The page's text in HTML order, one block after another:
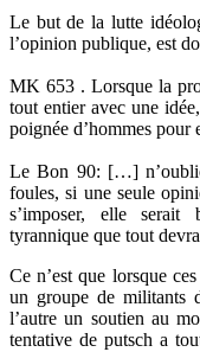
Le but de la lutte
l’opinion publique, est
MK 653 . Lorsque la
tout entier avec une
poignée d’hommes pour
Le Bon 90: […]
foules, si une seule
s’imposer, elle serait
tyrannique que tout
Ce n’est que lorsque
un groupe de militants
l’autre un soutien au
tentative de putsch a